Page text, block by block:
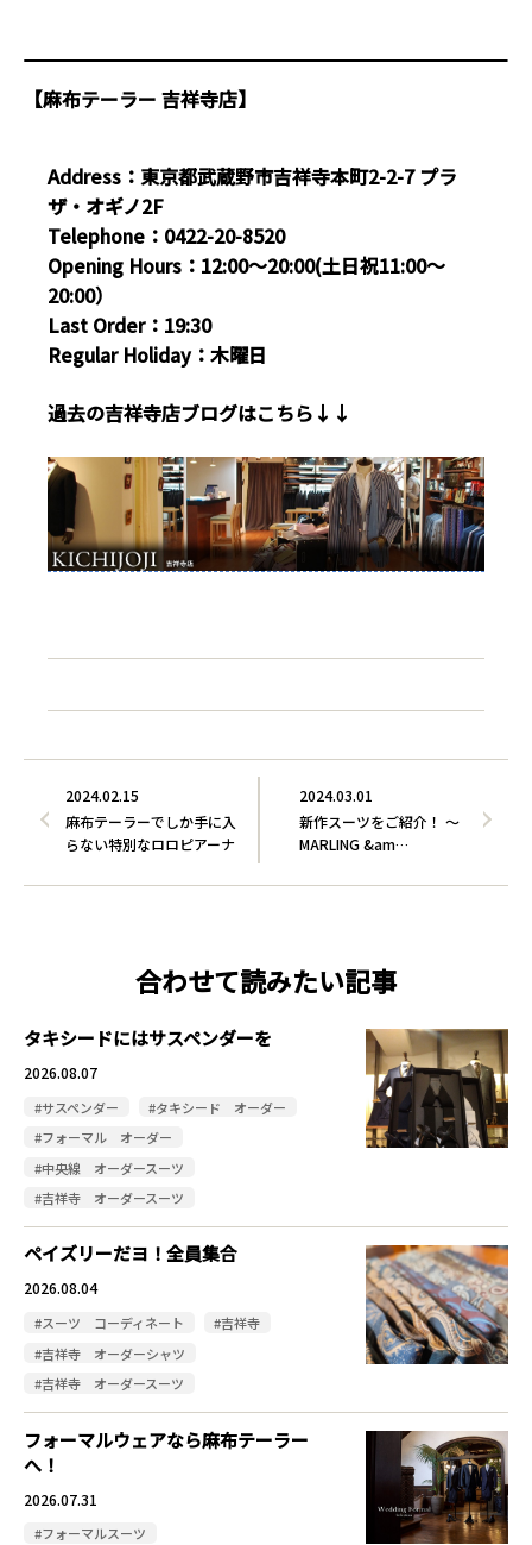
【麻布テーラー 吉祥寺店】
Address：東京都武蔵野市吉祥寺本町2-2-7 プラ
ザ・オギノ2F
Telephone：0422-20-8520
Opening Hours：12:00～20:00(土日祝11:00～
20:00）
Last Order：19:30
Regular Holiday：木曜日
過去の吉祥寺店ブログはこちら↓↓
2024.03.01
新作スーツをご紹介！ ～
MARLING &am…
2024.02.15
麻布テーラーでしか手に入
らない特別なロロピアーナ
合わせて読みたい記事
タキシードにはサスペンダーを
2026.08.07
#サスペンダー
#タキシード オーダー
#フォーマル オーダー
#中央線 オーダースーツ
#吉祥寺 オーダースーツ
ペイズリーだヨ！全員集合
2026.08.04
#スーツ コーディネート
#吉祥寺
#吉祥寺 オーダーシャツ
#吉祥寺 オーダースーツ
フォーマルウェアなら麻布テーラー
へ！
2026.07.31
#フォーマルスーツ